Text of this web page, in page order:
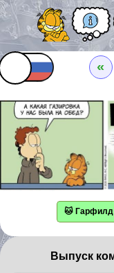
«
🐱 Гарфилд
Выпуск